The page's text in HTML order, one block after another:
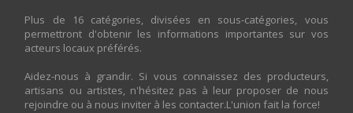
Plus de 16 catégories, divisées en sous-catégories, vous
permettront d'obtenir les informations importantes sur vos
acteurs locaux préférés.
Aidez-nous à grandir. Si vous connaissez des producteurs,
artisans ou artistes, n'hésitez pas à leur proposer de nous
rejoindre ou à nous inviter à les contacter.L'union fait la force!